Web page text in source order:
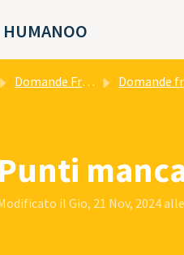
HUMANOO
Domande Frequenti (FAQ) Domande frequenti e soluzioni ai problemi
Punti
il Gio, 21 Nov, 2024